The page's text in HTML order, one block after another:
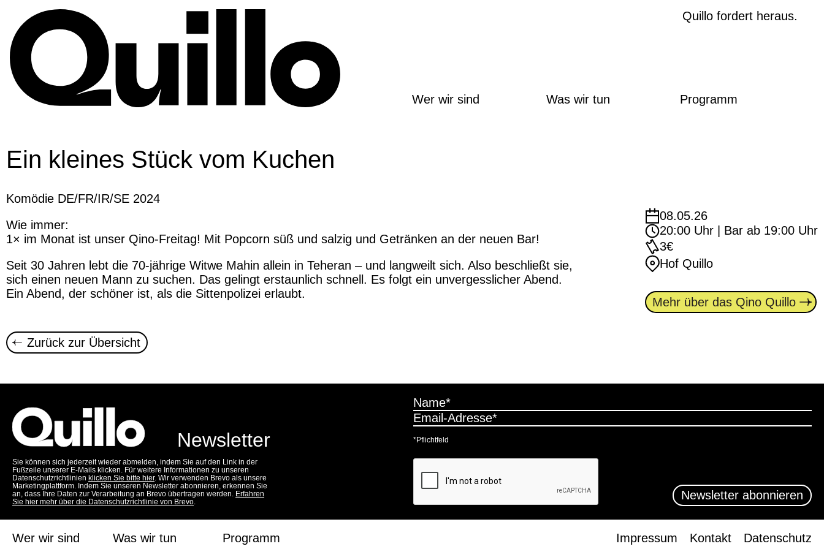
content
Quillo fordert heraus.
Wer wir sind Was wir tun Programm
Ein kleines Stück vom Kuchen
Komödie DE/FR/IR/SE 2024
Wie immer:
1× im Monat ist unser Qino-Freitag! Mit Popcorn süß und salzig und Getränken an der neuen Bar!
Seit 30 Jahren lebt die 70-jährige Witwe Mahin allein in Teheran – und langweilt sich. Also beschließt sie,
sich einen neuen Mann zu suchen. Das gelingt erstaunlich schnell. Es folgt ein unvergesslicher Abend.
Ein Abend, der schöner ist, als die Sittenpolizei erlaubt.
08.05.26
20:00 Uhr | Bar ab 19:00 Uhr
3€
Hof Quillo
Mehr über das Qino Quillo
Zurück zur Übersicht
Newsletter
Sie können sich jederzeit wieder abmelden, indem Sie auf den Link in der
Fußzeile unserer E-Mails klicken. Für weitere Informationen zu unseren
Datenschutzrichtlinien klicken Sie bitte hier. Wir verwenden Brevo als unsere
Marketingplattform. Indem Sie unseren Newsletter abonnieren, erkennen Sie
an, dass Ihre Daten zur Verarbeitung an Brevo übertragen werden. Erfahren
Sie hier mehr über die Datenschutzrichtlinie von Brevo.
*Pflichtfeld
Wer wir sind Was wir tun Programm Impressum Kontakt Datenschutz